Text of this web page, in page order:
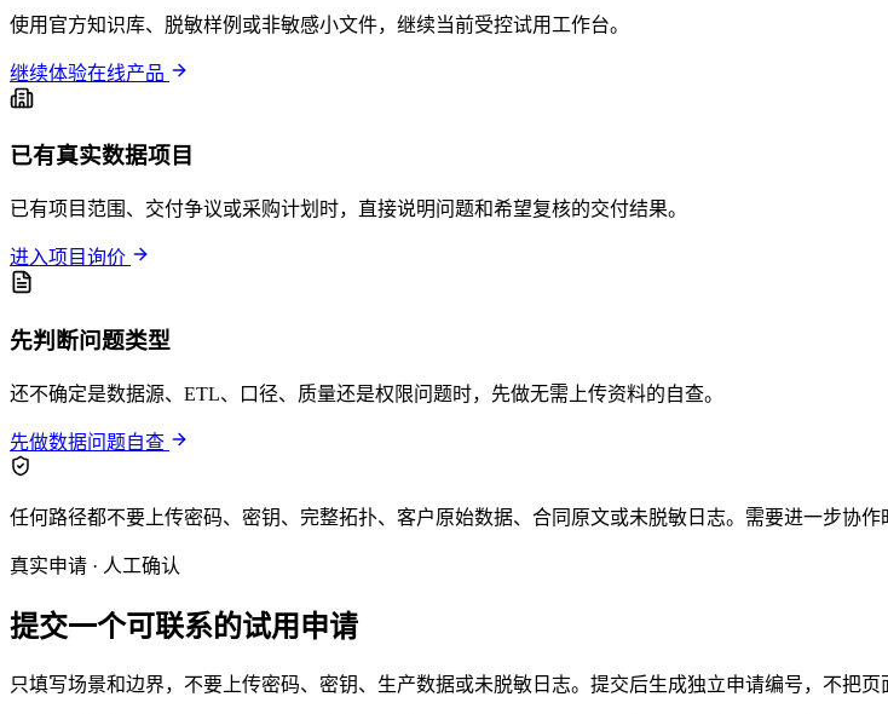
使用官方知识库、脱敏样例或非敏感小文件，继续当前受控试用工作台。
继续体验在线产品
已有真实数据项目
已有项目范围、交付争议或采购计划时，直接说明问题和希望复核的交付结果。
进入项目询价
先判断问题类型
还不确定是数据源、ETL、口径、质量还是权限问题时，先做无需上传资料的自查。
先做数据问题自查
任何路径都不要上传密码、密钥、完整拓扑、客户原始数据、合同原文或未脱敏日志。需要进一步协
真实申请 · 人工确认
提交一个可联系的试用申请
只填写场景和边界，不要上传密码、密钥、生产数据或未脱敏日志。提交后生成独立申请编号，不把页